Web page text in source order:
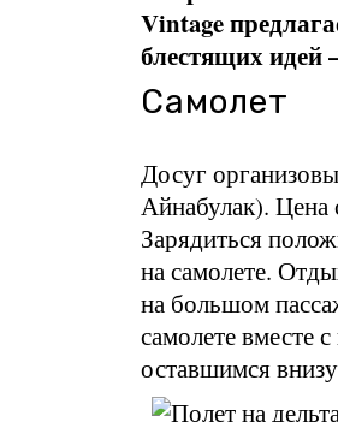
Vintage
блестящих идей
Самолет
Досуг
Айнабулак). Цена
Зарядиться
на самолете.
на большом
самолете вместе
оставшимся